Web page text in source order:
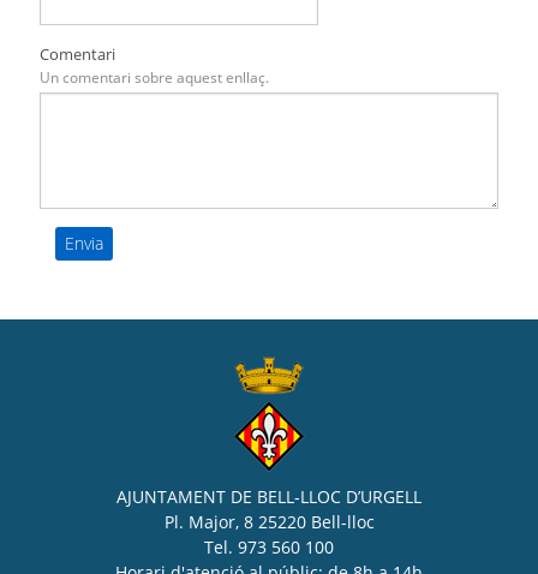
Comentari
Un comentari sobre aquest enllaç.
AJUNTAMENT DE BELL-LLOC D’URGELL
Pl. Major, 8 25220 Bell-lloc
Tel. 973 560 100